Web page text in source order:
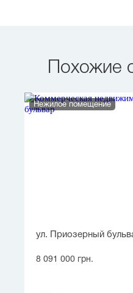
Похожие
Нежилое помещение
ул. Приозерный
8 091 000 грн.